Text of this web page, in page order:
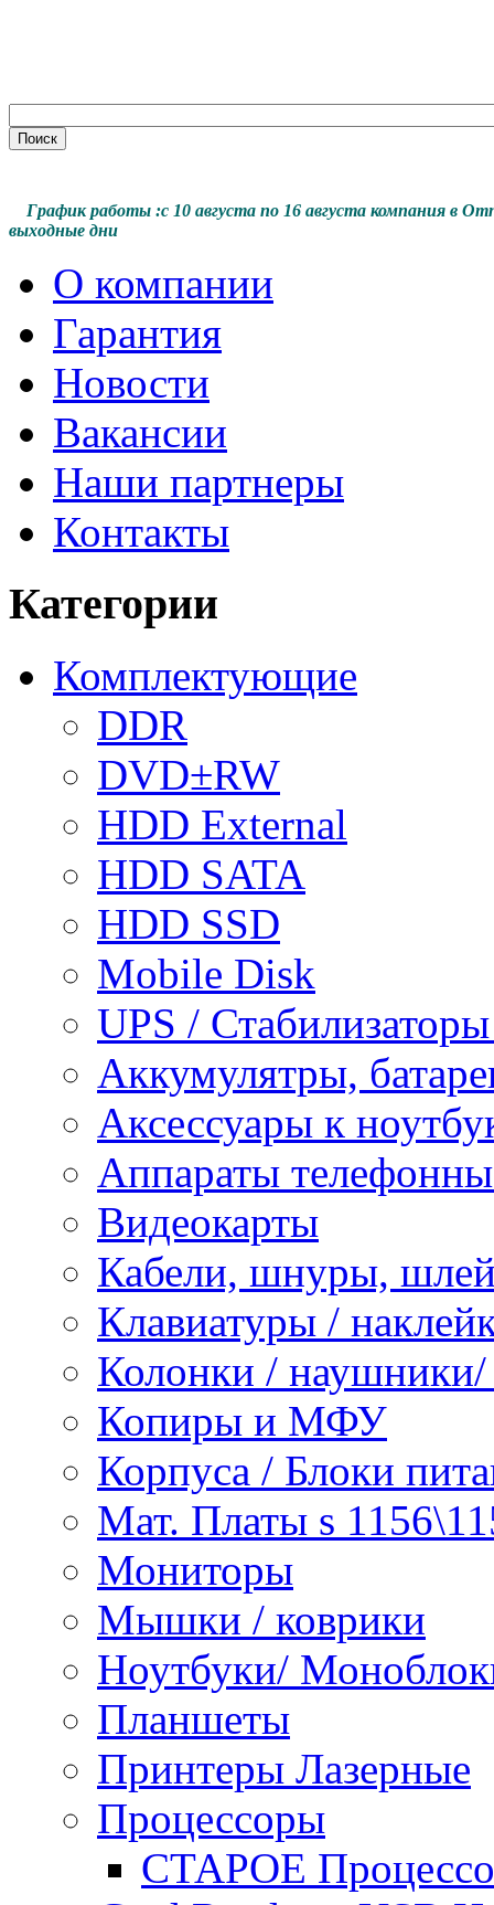
График работы :с 10 августа по 16 августа компания в
выходные дни
О компании
Гарантия
Новости
Вакансии
Наши партнеры
Контакты
Категории
Комплектующие
DDR
DVD±RW
HDD External
HDD SATA
HDD SSD
Mobile Disk
UPS /
Аккумулятры,
Аксессуары к
Аппараты
Видеокарты
Кабели, шнуры,
Клавиатуры /
Колонки /
Копиры и МФУ
Корпуса / Блоки
Мат. Платы s
Мониторы
Мышки / коврики
Ноутбуки/
Планшеты
Принтеры Лазерные
Процессоры
СТАРОЕ